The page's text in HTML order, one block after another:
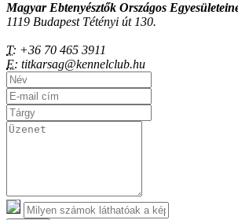
Magyar Ebtenyésztők Országos
1119 Budapest Tétényi út 130.
T: +36 70 465 3911
E: titkarsag@kennelclub.hu